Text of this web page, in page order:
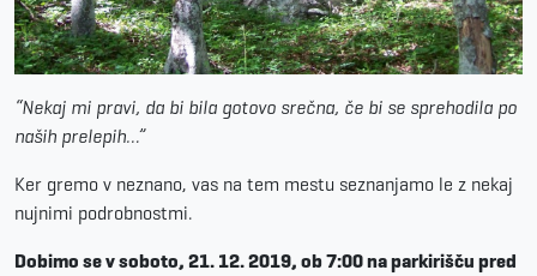
“Nekaj mi pravi, da bi bila gotovo srečna, če bi se sprehodila po
naših prelepih…”
Ker gremo v neznano, vas na tem mestu seznanjamo le z nekaj
nujnimi podrobnostmi.
Dobimo se v soboto, 21. 12. 2019, ob 7:00 na parkirišču pred